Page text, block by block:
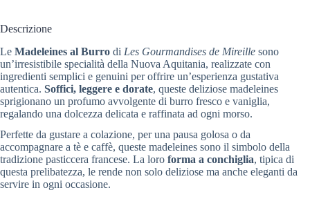
Descrizione
Le Madeleines al Burro di Les Gourmandises de Mireille sono
un’irresistibile specialità della Nuova Aquitania, realizzate con
ingredienti semplici e genuini per offrire un’esperienza gustativa
autentica. Soffici, leggere e dorate, queste deliziose madeleines
sprigionano un profumo avvolgente di burro fresco e vaniglia,
regalando una dolcezza delicata e raffinata ad ogni morso.
Perfette da gustare a colazione, per una pausa golosa o da
accompagnare a tè e caffè, queste madeleines sono il simbolo della
tradizione pasticcera francese. La loro forma a conchiglia, tipica di
questa prelibatezza, le rende non solo deliziose ma anche eleganti da
servire in ogni occasione.